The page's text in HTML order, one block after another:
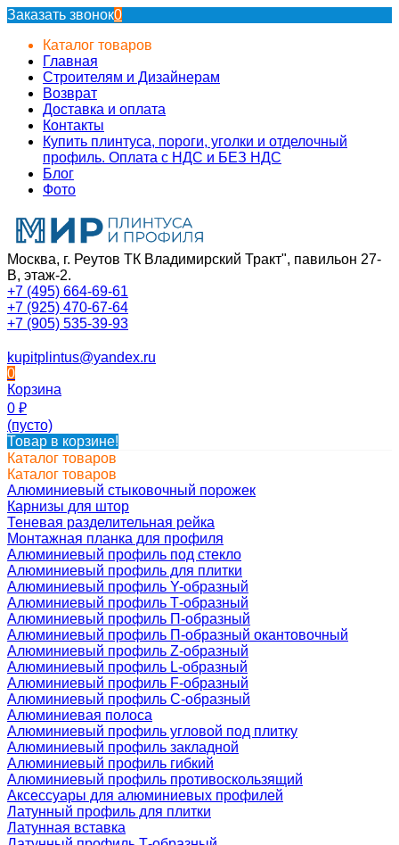
Заказать звонок0
Каталог товаров
Главная
Строителям и Дизайнерам
Возврат
Доставка и оплата
Контакты
Купить плинтуса, пороги, уголки и отделочный
профиль. Оплата с НДС и БЕЗ НДС
Блог
Фото
Москва, г. Реутов ТК Владимирский Тракт", павильон 27-
В, этаж-2.
+7 (495) 664-69-61
+7 (925) 470-67-64
+7 (905) 535-39-93
kupitplintus@yandex.ru
0
Корзина
0 ₽
(пусто)
Товар в корзине!
Каталог товаров
Каталог товаров
Алюминиевый стыковочный порожек
Карнизы для штор
Теневая разделительная рейка
Монтажная планка для профиля
Алюминиевый профиль под стекло
Алюминиевый профиль для плитки
Алюминиевый профиль Y-образный
Алюминиевый профиль Т-образный
Алюминиевый профиль П-образный
Алюминиевый профиль П-образный окантовочный
Алюминиевый профиль Z-образный
Алюминиевый профиль L-образный
Алюминиевый профиль F-образный
Алюминиевый профиль C-образный
Алюминиевая полоса
Алюминиевый профиль угловой под плитку
Алюминиевый профиль закладной
Алюминиевый профиль гибкий
Алюминиевый профиль противоскользящий
Аксессуары для алюминиевых профилей
Латунный профиль для плитки
Латунная вставка